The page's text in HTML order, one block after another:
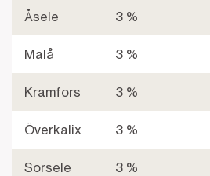
Här märks villalånet minst
Åsele 3 %
Malå 3 %
Kramfors 3 %
Överkalix 3 %
Sorsele 3 %